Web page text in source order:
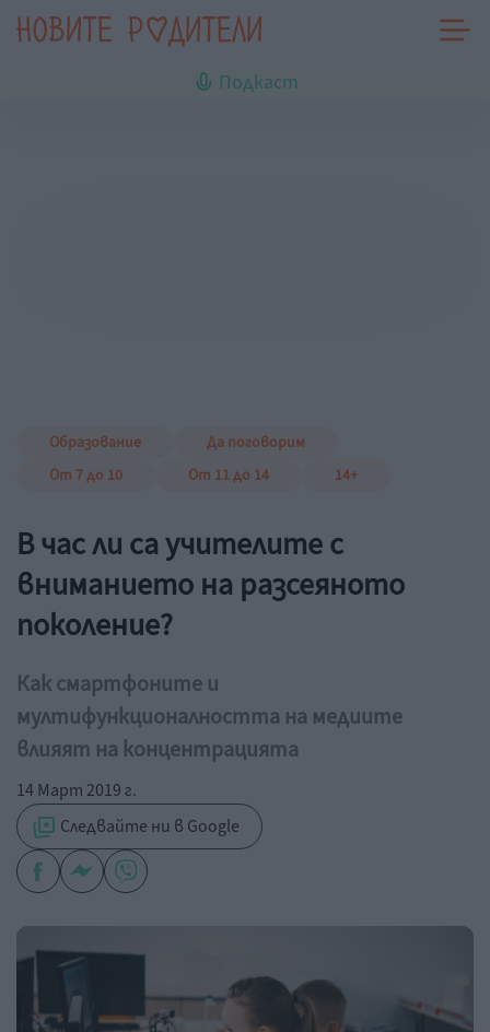
Подкаст
Образование
Да поговорим
От 7 до 10
От 11 до 14 14+
В час ли са учителите с
вниманието на разсеяното
поколение?
Как смартфоните и
мултифункционалността на медиите
влияят на концентрацията
14 Март 2019 г.
Следвайте ни в Google